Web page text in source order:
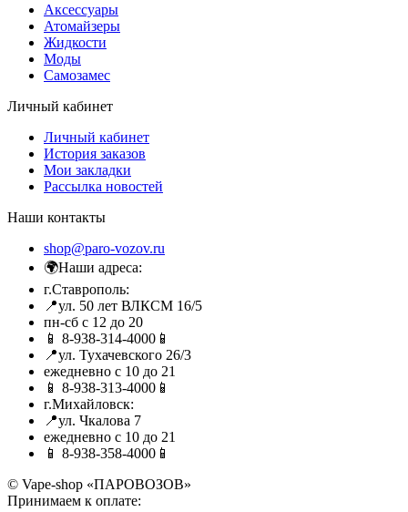
Аксессуары
Атомайзеры
Жидкости
Моды
Самозамес
Личный кабинет
Личный кабинет
История заказов
Мои закладки
Рассылка новостей
Наши контакты
shop@paro-vozov.ru
🌍Наши адреса:
г.Ставрополь:
📍ул. 50 лет ВЛКСМ 16/5
пн-сб с 12 до 20
📱 8-938-314-4000📱
📍ул. Тухачевского 26/3
ежедневно с 10 до 21
📱 8-938-313-4000📱
г.Михайловск:
📍ул. Чкалова 7
ежедневно с 10 до 21
📱 8-938-358-4000📱
© Vape-shop «ПАРОВОЗОВ»
Принимаем к оплате: